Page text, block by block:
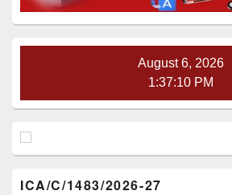
August 6, 2026
1:37:10 PM
ICA/C/1483/2026-27